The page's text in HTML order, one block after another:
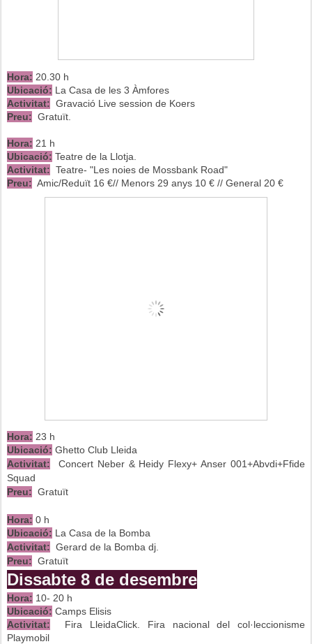
Hora: 20.30 h
Ubicació: La Casa de les 3 Àmfores
Activitat: Gravació Live session de Koers
Preu: Gratuït.
Hora: 21 h
Ubicació: Teatre de la Llotja.
Activitat: Teatre- "Les noies de Mossbank Road"
Preu: Amic/Reduït 16 €// Menors 29 anys 10 € // General 20 €
Hora: 23 h
Ubicació: Ghetto Club Lleida
Activitat:
Concert Neber & Heidy Flexy+ Anser 001+Abvdi+Ffide
Squad
Preu: Gratuït
Hora: 0 h
Ubicació: La Casa de la Bomba
Activitat: Gerard de la Bomba dj.
Preu: Gratuït
Dissabte 8 de desembre
Hora: 10- 20 h
Ubicació: Camps Elisis
Activitat: Fira LleidaClick. Fira nacional del col·leccionisme
Playmobil